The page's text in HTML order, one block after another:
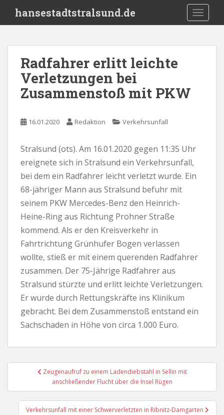
i
hansestadtstralsund.de
Radfahrer erlitt leichte
Verletzungen bei
Zusammenstoß mit PKW
16.01.2020 Redaktion Verkehrsunfall
Stralsund (ots). Am 16.01.2020 gegen 11:35 Uhr
ereignete sich in Stralsund ein Verkehrsunfall,
bei dem ein Radfahrer leicht verletzt wurde. Ein
68-jähriger Mann aus Stralsund befuhr mit
seinem PKW Mercedes-Benz den Heinrich-
Heine-Ring aus Richtung Prohner Straße
kommend. Als er den Kreisverkehr in
Fahrtrichtung Grünhufer Bogen verlassen
wollte, stieß er mit einem querenden Radfahrer
zusammen. Der 75-Jährige Radfahrer aus
Stralsund stürzte und erlitt leichte Verletzungen.
Er wurde durch Rettungskräfte ins Klinikum
gebracht. Bei dem Zusammenstoß entstand ein
Sachschaden in Höhe von circa 1.000 Euro.
Beitragsnavigation
Zeugenaufruf zu einem Ladendiebstahl in Sellin mit
anschließender Flucht über die Insel Rügen
Verkehrsunfall mit einer Schwerverletzten in Ribnitz-Damgarten